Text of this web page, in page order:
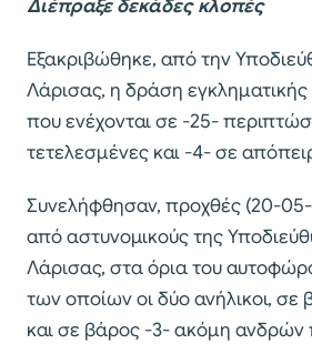
Διέπραξε δεκάδες κλοπές
Εξακριβώθηκε, από την
Λάρισας, η δράση
που ενέχονται σε -25-
τετελεσμένες και -4- σε
Συνελήφθησαν, προχθές (20-
από αστυνομικούς της
Λάρισας, στα όρια του
των οποίων οι δύο ανήλικοι,
και σε βάρος -3- ακόμη ανδρών